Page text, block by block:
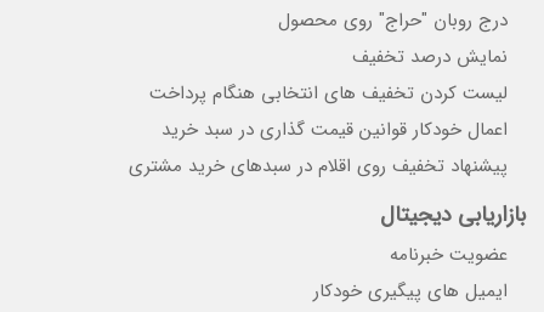
درج روبان "حراج" روی محصول
نمایش درصد تخفیف
لیست کردن تخفیف های انتخابی هنگام پرداخت
اعمال خودکار قوانین قیمت گذاری در سبد خرید
پیشنهاد تخفیف روی اقلام در سبدهای خرید مشتری
بازاریابی دیجیتال
عضویت خبرنامه
ایمیل های پیگیری خودکار